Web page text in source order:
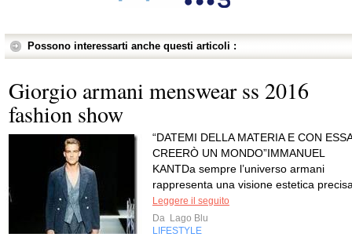
Possono interessarti anche questi articoli :
Giorgio armani menswear ss 2016
fashion show
“DATEMI DELLA MATERIA E CON ESSA
CREERÒ UN MONDO”IMMANUEL
KANTDa sempre l’universo armani
rappresenta una visione estetica
Leggere il seguito
Da Lago Blu
LIFESTYLE